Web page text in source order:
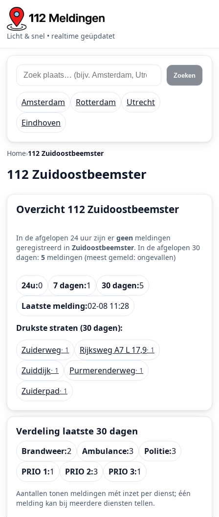
Licht & snel • realtime geüpdatet
Zoek
112
meldingen
Zoek
plaats
of
regio
Zoeken
Amsterdam Rotterdam
Utrecht
Eindhoven
Home 112 Zuidoostbeemster
112 Zuidoostbeemster
Overzicht 112 Zuidoostbeemster
In de afgelopen 24 uur zijn er geen meldingen
geregistreerd in Zuidoostbeemster. In de afgelopen 30
dagen: 5 meldingen (meest gemeld: ongevallen)
24u:0 7 dagen:1 30 dagen:5
Laatste melding:02-08 11:28
Drukste straten (30 dagen):
Zuiderweg· 1 Rijksweg A7 L 17,9· 1
Zuiddijk· 1 Purmerenderweg· 1
Zuiderpad· 1
Verdeling laatste 30 dagen
Brandweer:2 Ambulance:3 Politie:3
PRIO 1:1 PRIO 2:3 PRIO 3:1
Aantallen tonen meldingen mét inzet per dienst; één
melding kan bij meerdere diensten tellen.